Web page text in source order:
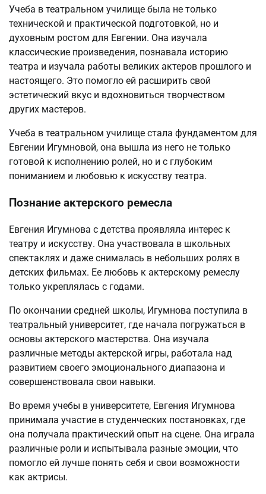
Учеба в театральном училище была не только
технической и практической подготовкой, но и
духовным ростом для Евгении. Она изучала
классические произведения, познавала историю
театра и изучала работы великих актеров прошлого и
настоящего. Это помогло ей расширить свой
эстетический вкус и вдохновиться творчеством
других мастеров.
Учеба в театральном училище стала фундаментом для
Евгении Игумновой, она вышла из него не только
готовой к исполнению ролей, но и с глубоким
пониманием и любовью к искусству театра.
Познание актерского ремесла
Евгения Игумнова с детства проявляла интерес к
театру и искусству. Она участвовала в школьных
спектаклях и даже снималась в небольших ролях в
детских фильмах. Ее любовь к актерскому ремеслу
только укреплялась с годами.
По окончании средней школы, Игумнова поступила в
театральный университет, где начала погружаться в
основы актерского мастерства. Она изучала
различные методы актерской игры, работала над
развитием своего эмоционального диапазона и
совершенствовала свои навыки.
Во время учебы в университете, Евгения Игумнова
принимала участие в студенческих постановках, где
она получала практический опыт на сцене. Она играла
различные роли и испытывала разные эмоции, что
помогло ей лучше понять себя и свои возможности
как актрисы.